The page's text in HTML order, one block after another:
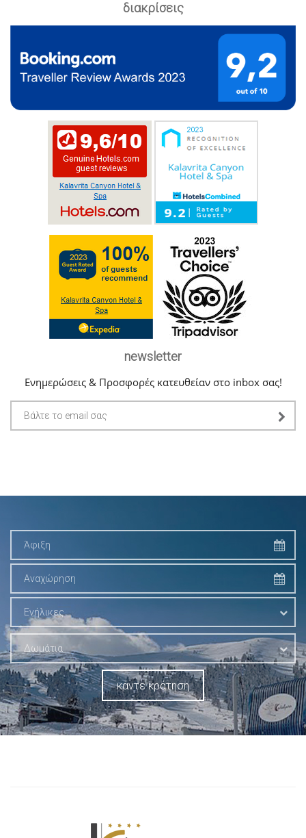
διακρίσεις
newsletter
Ενημερώσεις & Προσφορές κατευθείαν στο inbox σας!
Ενήλικες
Δωμάτια
κάντε κράτηση